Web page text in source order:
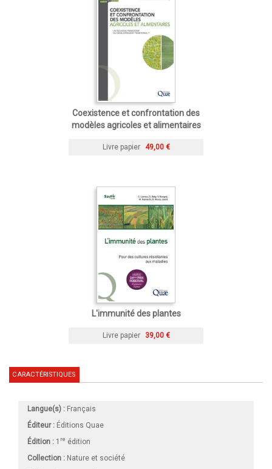
Coexistence et confrontation des
modèles agricoles et alimentaires
Livre papier 49,00 €
L'immunité des plantes
Livre papier 39,00 €
CARACTÉRISTIQUES
Langue(s) : Français
Éditeur : Éditions Quae
Édition : 1 re édition
Collection : Nature et société